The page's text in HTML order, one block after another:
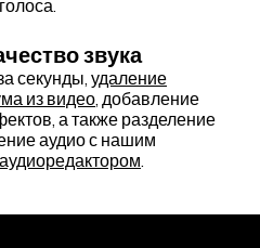
звука
секунды, удаление
из видео , добавление
а также разделение
аудио с нашим
аудиоредактором